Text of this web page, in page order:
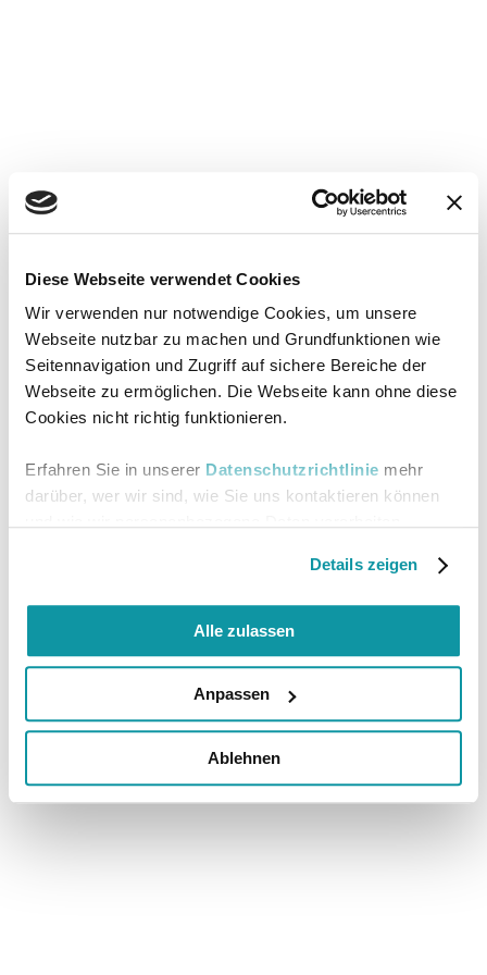
Diese Webseite verwendet Cookies
Wir verwenden nur notwendige Cookies, um unsere
Webseite nutzbar zu machen und Grundfunktionen wie
Seitennavigation und Zugriff auf sichere Bereiche der
Webseite zu ermöglichen. Die Webseite kann ohne diese
Cookies nicht richtig funktionieren.
Erfahren Sie in unserer Datenschutzrichtlinie mehr
darüber, wer wir sind, wie Sie uns kontaktieren können
Details zeigen
Alle zulassen
Anpassen
Ablehnen